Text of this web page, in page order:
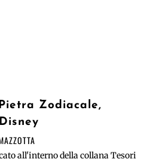
Zodiacale,
all'interno della collana Tesori